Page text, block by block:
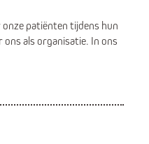
patiënten tijdens hun
als organisatie. In ons